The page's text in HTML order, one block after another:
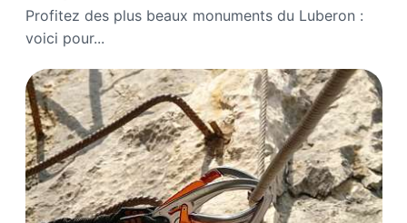
Profitez des plus beaux monuments du Luberon :
voici pour...